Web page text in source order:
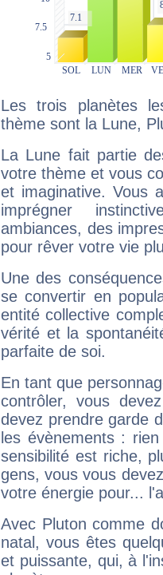
Les trois planètes
thème sont la Lune,
La Lune fait partie
votre thème et vous
et imaginative. Vous
imprégner
ambiances, des
pour rêver votre vie
Une des
se convertir en
entité collective
vérité et la
parfaite de soi.
En tant que
contrôler, vous
devez prendre garde
les évènements :
sensibilité est riche,
gens, vous vous
votre énergie pour...
Avec Pluton comme
natal, vous êtes
et puissante, qui, à